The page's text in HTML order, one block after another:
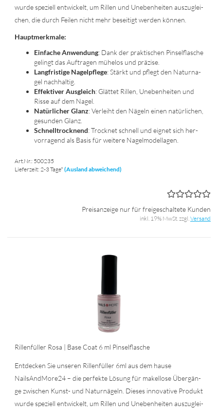
wurde spe­zi­ell ent­wi­ckelt, um Ril­len und Un­eben­hei­ten aus­zu­glei­
chen, die durch Fei­len nicht mehr be­sei­tigt wer­den kön­nen.
Haupt­merk­ma­le:
Ein­fa­che An­wen­dung: Dank der prak­ti­schen Pin­sel­fla­sche
ge­lingt das Auf­tra­gen mü­he­los und prä­zi­se.
Lang­fris­ti­ge Na­gel­pfle­ge: Stärkt und pflegt den Na­tur­na­
gel nach­hal­tig.
Ef­fek­ti­ver Aus­gleich: Glät­tet Ril­len, Un­eben­hei­ten und
Risse auf dem Nagel.
Na­tür­li­cher Glanz: Ver­leiht den Nä­geln einen na­tür­li­chen,
ge­sun­den Glanz.
Schnell­trock­nend: Trock­net schnell und eig­net sich her­
vor­ra­gend als Basis für wei­te­re Na­gel­mo­del­la­gen.
Art.Nr.: 500235
Lieferzeit: 2-3 Tage* (Ausland abweichend)
Preisanzeige nur für freigeschaltete Kunden
inkl. 19% MwSt. zzgl.Versand
Ril­len­fül­ler Rosa | Base Coat 6 ml Pin­sel­fla­sche
Ent­de­cken Sie un­se­ren Ril­len­fül­ler 6ml aus dem hause
NailsAndMore24 – die per­fek­te Lö­sung für ma­kel­lo­se Über­gän­
ge zwi­schen Kunst-​ und Na­tur­nä­geln. Die­ses in­no­va­ti­ve Pro­dukt
wurde spe­zi­ell ent­wi­ckelt, um Ril­len und Un­eben­hei­ten aus­zu­glei­